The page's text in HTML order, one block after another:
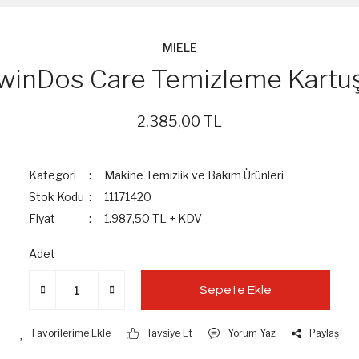
MIELE
Care Temizleme
2.385,00 TL
Kategori
Makine Temizlik ve Bakım Ürünleri
Stok Kodu
11171420
Fiyat
1.987,50 TL + KDV
Adet
Sepete Ekle
Tavsiye Et Yorum Yaz Paylaş